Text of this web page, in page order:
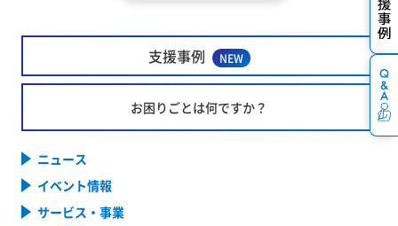
支援事例 NEW
お困りごとは何ですか？
ニュース
イベント情報
サービス・事業